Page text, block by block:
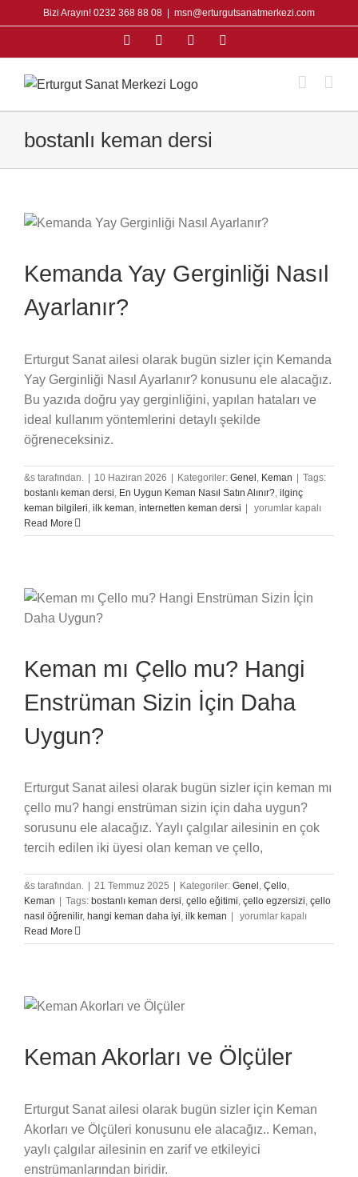
to
Bizi Arayın! 0232 368 88 08 msn@erturgutsanatmerkezi.com
FacebookInstagram
bostanlı keman dersi
Kemanda Yay Gerginliği Nasıl
Ayarlanır?
Erturgut Sanat ailesi olarak bugün sizler için Kemanda
Yay Gerginliği Nasıl Ayarlanır? konusunu ele alacağız.
Bu yazıda doğru yay gerginliğini, yapılan hataları ve
ideal kullanım yöntemlerini detaylı şekilde
öğreneceksiniz.
&s tarafından. | 10 Haziran 2026 | Kategoriler: Genel Keman | Tags:
bostanlı keman dersi En Uygun Keman Nasıl Satın Alınır? ilginç
keman bilgileri ilk keman internetten keman dersi |
Kemanda
Gerginliği
yorumlar kapalı
Read More
Keman mı Çello mu? Hangi
Enstrüman Sizin İçin Daha
Uygun?
Erturgut Sanat ailesi olarak bugün sizler için keman mı
çello mu? hangi enstrüman sizin için daha uygun?
sorusunu ele alacağız. Yaylı çalgılar ailesinin en çok
tercih edilen iki üyesi olan keman ve çello,
&s tarafından. 21 Temmuz 2025 Kategoriler: Genel , Çello,
Keman
Tags: bostanlı keman dersi, çello eğitimi, çello egzersizi, çello
nasıl öğrenilir, hangi keman daha iyi, ilk keman
Keman
Çello
Uygun?
için
yorumlar kapalı
Read More
Keman Akorları ve Ölçüler
Erturgut Sanat ailesi olarak bugün sizler için Keman
Akorları ve Ölçüleri konusunu ele alacağız.. Keman,
yaylı çalgılar ailesinin en zarif ve etkileyici
enstrümanlarından biridir.